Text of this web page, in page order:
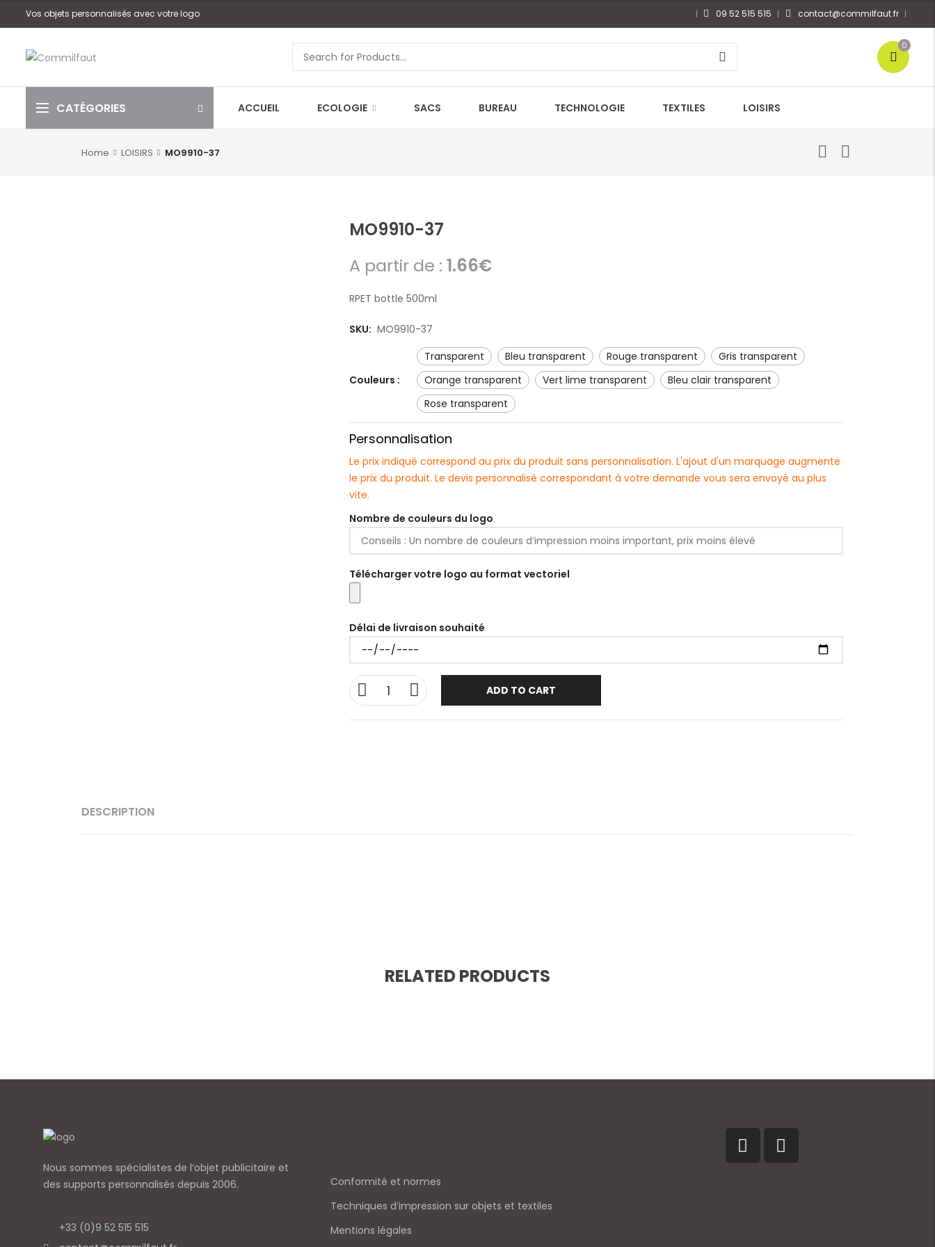
Vos objets personnalisés avec votre logo 09 52 515 515 contact@commilfaut.fr
0
CATÉGORIES ACCUEIL ECOLOGIE SACS BUREAU TECHNOLOGIE TEXTILES LOISIRS
Home LOISIRS MO9910-37
MO9910-37
A partir de : 1.66€
RPET bottle 500ml
SKU: MO9910-37
Couleurs :
transparent bleu transparent rouge transparent
gris transparent
orange transparent
vert lime transparent
bleu clair transparent
rose transparent
Personnalisation
Le prix indiqué correspond au prix du produit sans personnalisation. L'ajout d'un marquage augmente
le prix du produit. Le devis personnalisé correspondant à votre demande vous sera envoyé au plus
vite.
Nombre de couleurs du logo
Télécharger votre logo au format vectoriel
Délai de livraison souhaité
ADD TO CART
DESCRIPTION
RELATED PRODUCTS
Nous sommes spécialistes de l’objet publicitaire et
des supports personnalisés depuis 2006.
+33 (0)9 52 515 515
Conformité et normes
Techniques d’impression sur objets et textiles
Mentions légales